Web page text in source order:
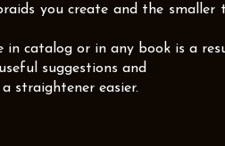
you create and the smaller
in catalog or in any book is a
suggestions and
straightener easier.